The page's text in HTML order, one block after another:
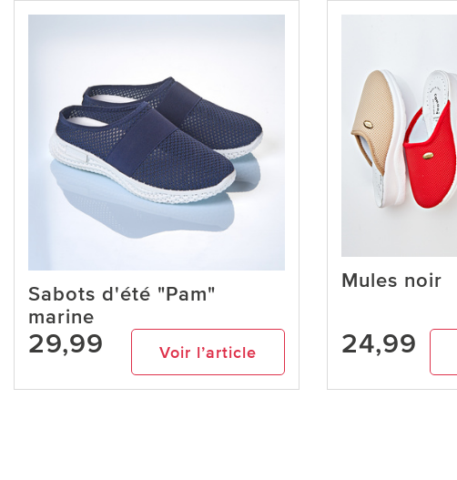
Sabots d'été "Pam"
marine
29,99 Voir l’article
Mules noir
24,99